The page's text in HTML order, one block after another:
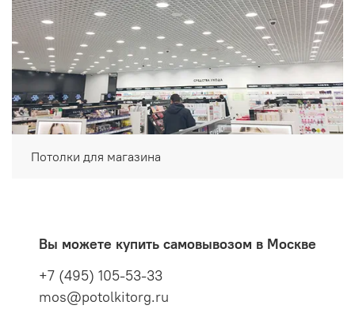
Потолки для магазина
Вы можете купить самовывозом в Москве
+7 (495) 105-53-33
mos@potolkitorg.ru